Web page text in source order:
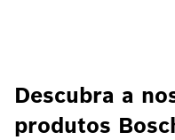
Descubra a
produtos